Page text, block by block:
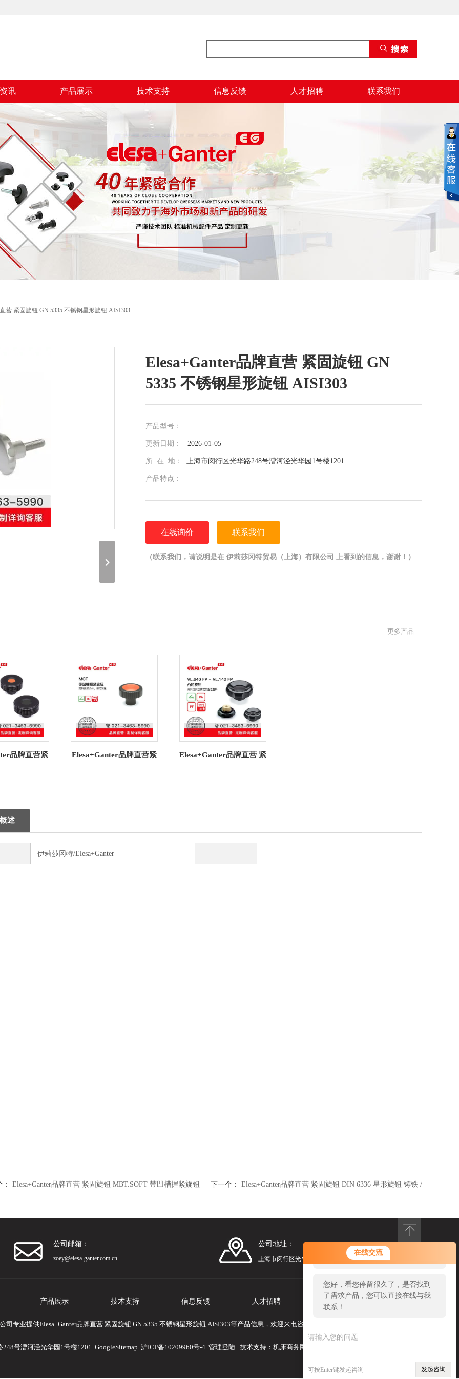
在线交流
您好！欢迎前来咨询，很高兴为您
服务，请问您要咨询什么问题呢？
您好，看您停留很久了，是否找到
了需求产品，您可以直接在线与我
联系！
可按Enter键发起咨询 发起咨询
讯 产品展示 技术支持 信息反馈 人才招聘 联系我们
营 紧固旋钮 GN 5335 不锈钢星形旋钮 AISI303
Elesa+Ganter品牌直营 紧固旋钮 GN
5335 不锈钢星形旋钮 AISI303
产品型号：
更新日期： 2026-01-05
所 在 地： 上海市闵行区光华路248号漕河泾光华园1号楼1201
产品特点：
在线询价 联系我们
（联系我们，请说明是在 伊莉莎冈特贸易（上海）有限公司 上看到的信息，谢谢！）
更多产品
品牌直营紧
聚合体(4)
Elesa+Ganter品牌直营紧
旋钮高科技聚合体
Elesa+Ganter品牌直营 紧
VL.140 FP 凸轮旋钮
述
伊莉莎冈特/Elesa+Ganter
Elesa+Ganter品牌直营 紧固旋钮 MBT.SOFT 带凹槽握紧旋钮 下一个：
Elesa+Ganter品牌直营 紧固旋钮 DIN 6336 星形旋钮 铸铁 /
公司邮箱：
zoey@elesa-ganter.com.cn
公司地址：
上海市闵行区光华路248号漕河泾光华园1号楼1201
产品展示 技术支持 信息反馈 人才招聘 联系我们
司专业提供Elesa+Ganter品牌直营 紧固旋钮 GN 5335 不锈钢星形旋钮 AISI303等产品信息，欢迎来电咨询！
号漕河泾光华园1号楼1201 GoogleSitemap 沪ICP备10209960号-4 管理登陆 技术支持： 机床商务网